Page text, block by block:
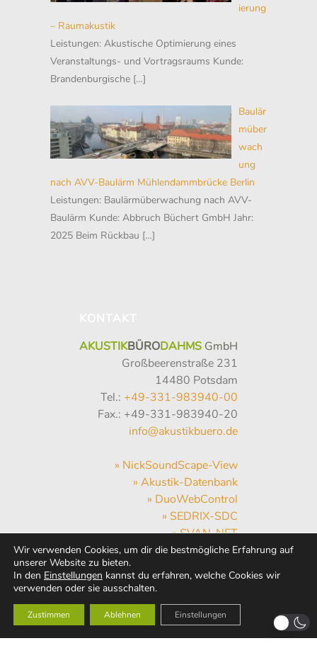
ierung
– Raumakustik
Leistungen: Akustische Optimierung eines
Veranstaltungs- und Vortragsraums Kunde:
Brandenburgische […]
Baulär
müber
wach
ung
nach AVV-Baulärm Mühlendammbrücke Berlin
Leistungen: Baulärmüberwachung nach AVV-
Baulärm Kunde: Abbruch Büchert GmbH Jahr:
2025 Beim Rückbau […]
AKUSTIKBÜRODAHMS GmbH
Großbeerenstraße 231
14480 Potsdam
Tel.: +49-331-983940-00
Fax.: +49-331-983940-20
info@akustikbuero.de
» NickSoundScape-View
» Akustik-Datenbank
» DuoWebControl
» SEDRIX-SDC
» SVAN-NET
» Hum-Hub
» Wetter
Wir verwenden Cookies, um dir die bestmögliche Erfahrung auf
unserer Website zu bieten.
In den Einstellungen kannst du erfahren, welche Cookies wir
verwenden oder sie ausschalten.
Zustimmen Ablehnen Einstellungen